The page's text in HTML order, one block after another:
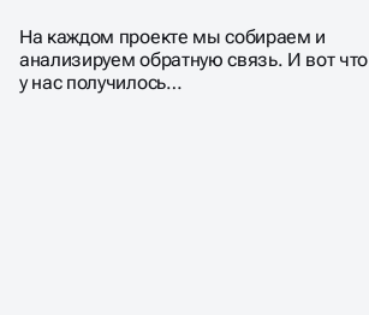
ВЫБИРАЮТ НАС?
На каждом проекте мы собираем и
анализируем обратную связь. И вот что
у нас получилось…